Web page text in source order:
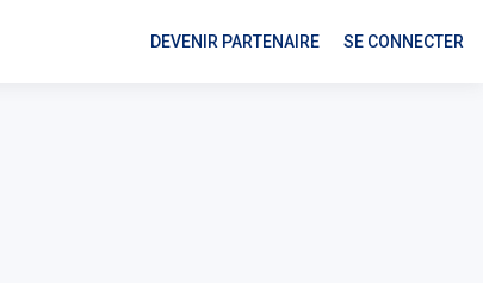
DEVENIR PARTENAIRE SE CONNECTER